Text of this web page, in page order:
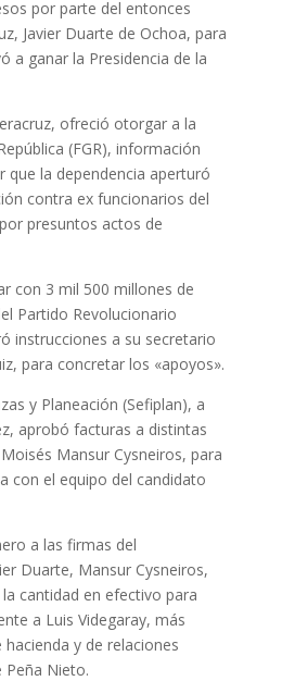
por parte del entonces
Javier Duarte de Ochoa, para
a ganar la Presidencia de la
ofreció otorgar a la
(FGR), información
que la dependencia aperturó
contra ex funcionarios del
presuntos actos de
con 3 mil 500 millones de
Partido Revolucionario
instrucciones a su secretario
para concretar los «apoyos».
y Planeación (Sefiplan), a
aprobó facturas a distintas
Mansur Cysneiros, para
con el equipo del candidato
a las firmas del
Duarte, Mansur Cysneiros,
cantidad en efectivo para
a Luis Videgaray, más
y de relaciones
Peña Nieto.